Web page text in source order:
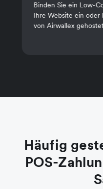
Binden Sie ein Low-
Ihre Website ein oder
von Airwallex
Häufig
POS-